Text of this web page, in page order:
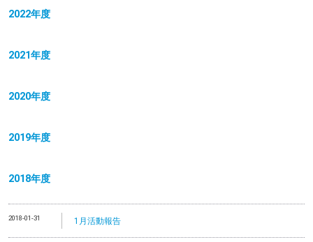
2022年度
2021年度
2020年度
2019年度
2018年度
2018-01-31 1月活動報告